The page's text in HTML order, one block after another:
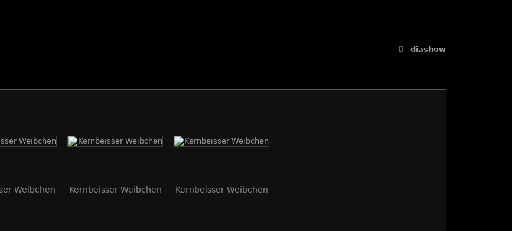
diashow
Weibchen Kernbeisser Weibchen Kernbeisser Weibchen